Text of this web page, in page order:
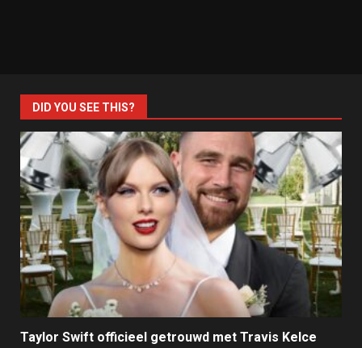
DID YOU SEE THIS?
Taylor Swift officieel getrouwd met Travis Kelce